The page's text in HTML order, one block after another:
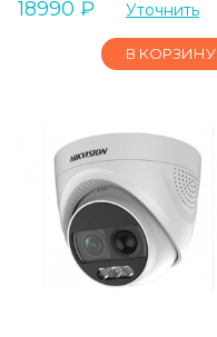
18990 ₽ Уточнить
В КОРЗИНУ